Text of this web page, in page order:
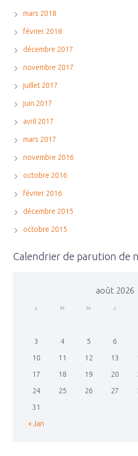
mars 2018
février 2018
décembre 2017
novembre 2017
juillet 2017
juin 2017
avril 2017
mars 2017
novembre 2016
octobre 2016
février 2016
décembre 2015
octobre 2015
Calendrier de parution de
août 2026
L M M J
« Jan
3
4 5 6
10
11 12 13
17
18 19 20
24
25 26 27
31